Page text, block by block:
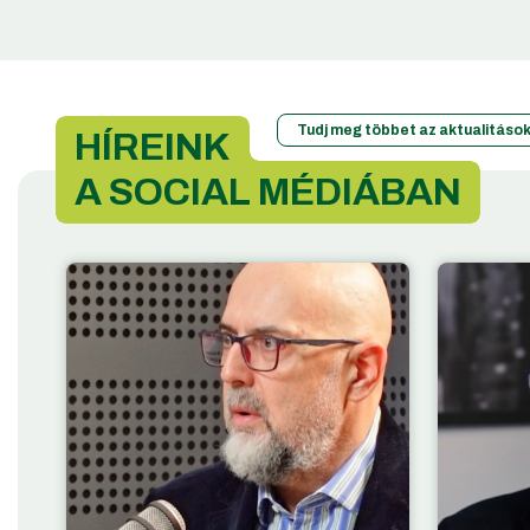
HÍREINK
A SOCIAL MÉDIÁBAN
Tudj meg többet az